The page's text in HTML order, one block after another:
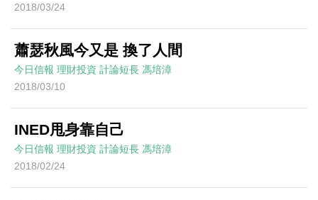
2018/03/24
蕭瑟秋風今又是 換了人間
今日信報 理財投資 計論短長 馮培漳
2018/03/10
INED甩身靠自己
今日信報 理財投資 計論短長 馮培漳
2018/02/24